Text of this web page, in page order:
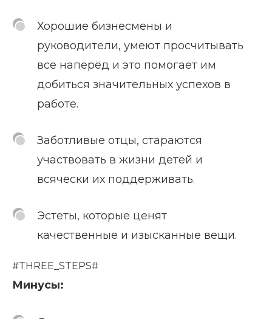
Хорошие бизнесмены и
руководители, умеют просчитывать
все наперёд и это помогает им
добиться значительных успехов в
работе.
Заботливые отцы, стараются
участвовать в жизни детей и
всячески их поддерживать.
Эстеты, которые ценят
качественные и изысканные вещи.
#THREE_STEPS#
Минусы: